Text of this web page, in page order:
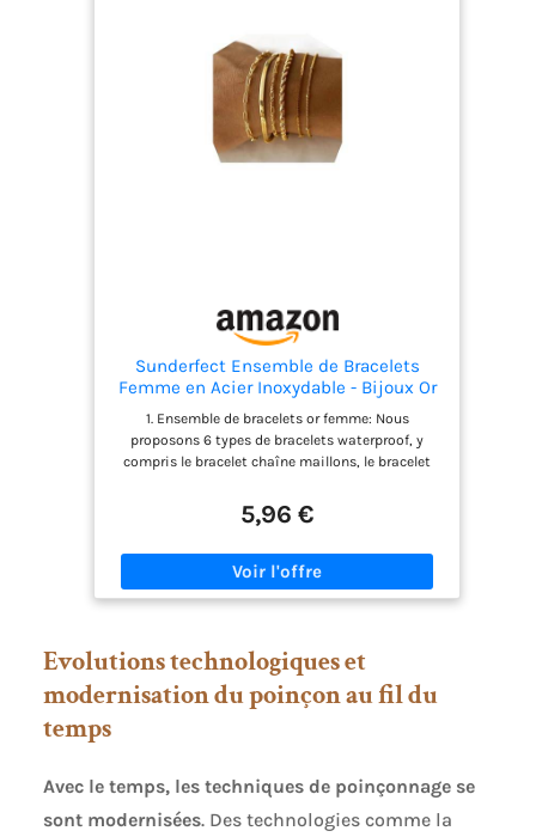
Qualité】Ces colliers, bracelets, anneaux et
manchettes d'oreilles sont fabriqués en matériau
de haute qualité, à faible taux d'allergie et ne
sont pas faciles à rouiller ou à oxyder. Matériau
robuste, ces bijoux plaqués or sont durables et
dureront longtemps. 【Cadeau IdéAl】 L'ensemble
Sunderfect Ensemble de Bracelets
Femme en Acier Inoxydable - Bijoux Or
Étanche - Style Cuban Paper Clip
1. Ensemble de bracelets or femme: Nous
proposons 6 types de bracelets waterproof, y
compris le bracelet chaîne maillons, le bracelet
bracelet boxe, et le bracelet satellite, parfait pour
être portés seuls ou combinés. 2. Ensemble de
ces bracelets plaqués or convient idéalement à
votre poignet et convient à tous les âges et à
idéal: Ces ensembles de bracelets pour femme
sont l'ajout idéal à tout style de vêtements,
parfaits pour le quotidien, les mariages, les
mettre et à retirer, sont fabriqués en matériaux
Service client: Si vous avez des questions
5,96 €
Evolutions technologiques et
modernisation du poinçon au fil du
temps
Avec le temps, les techniques de poinçonnage se
sont modernisées. Des technologies comme la